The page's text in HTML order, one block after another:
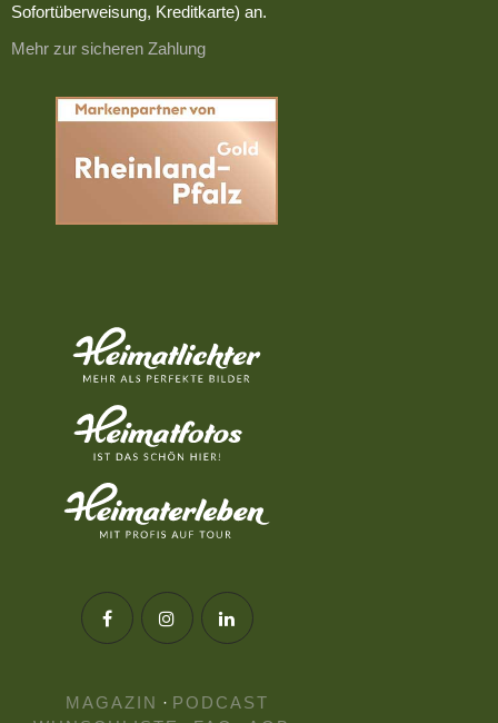
Sofortüberweisung, Kreditkarte) an.
Mehr zur sicheren Zahlung
MAGAZIN · PODCAST